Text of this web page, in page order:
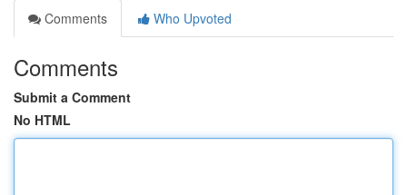
Comments
Who Upvoted
Comments
Submit a Comment
No HTML